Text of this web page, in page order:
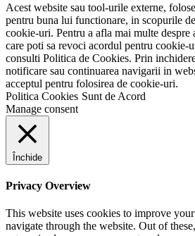
Acest website sau tool-urile externe,
pentru buna lui functionare, in scopurile
cookie-uri. Pentru a afla mai multe despre
care poti sa revoci acordul pentru cookie-
consulti Politica de Cookies. Prin
notificare sau continuarea navigarii in
acceptul pentru folosirea de cookie-uri.
Politica Cookies Sunt de Acord
Manage consent
Închide
Privacy Overview
This website uses cookies to improve
navigate through the website. Out of